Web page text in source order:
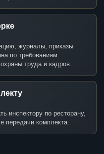
журналы, приказы
по требованиям
труда и кадров.
инспектору по ресторану,
передачи комплекта.